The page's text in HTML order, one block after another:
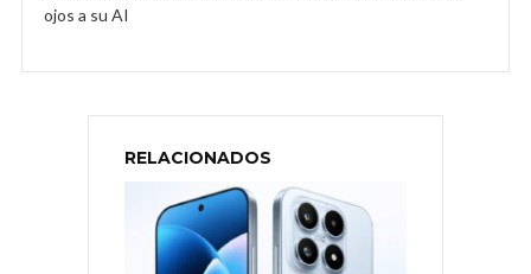
ojos a su AI
RELACIONADOS